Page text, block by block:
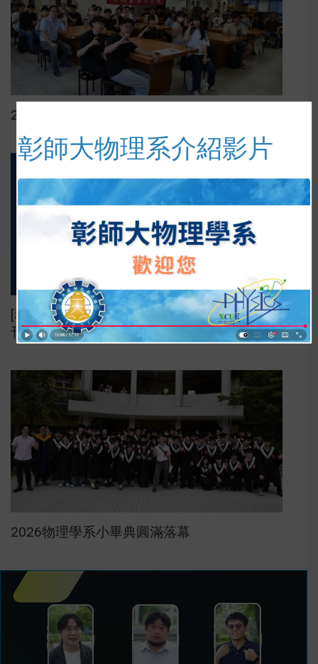
202607彰師物理實驗室實作營隊圓滿落幕~
[恭賀] 本系熱電材料研究獲國際期刊內封面選
刊!!
2026物理學系小畢典圓滿落幕
彰師大物理系介紹影片